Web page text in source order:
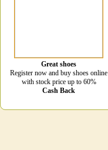
Great shoes
Register now and buy shoes online
with stock price up to 60%
Cash Back